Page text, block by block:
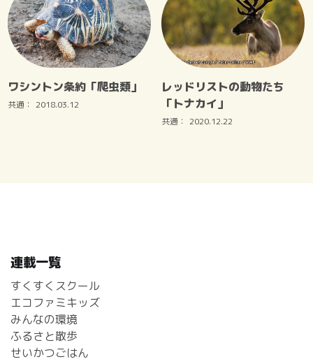
ワシントン条約「爬虫類」
共通： 2018.03.12
レッドリストの動物たち
「トナカイ」
共通： 2020.12.22
連載一覧
すくすくスクール
エコファミキッズ
みんなの環境
ふるさと散歩
せいかつごはん